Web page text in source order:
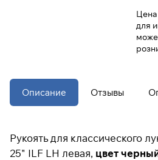
Цена
для
Описание Отзывы
Рукоять для классического
25" ILF LH левая, цвет
%
с
каждые 2
* При оплате через
скидки по купонам не